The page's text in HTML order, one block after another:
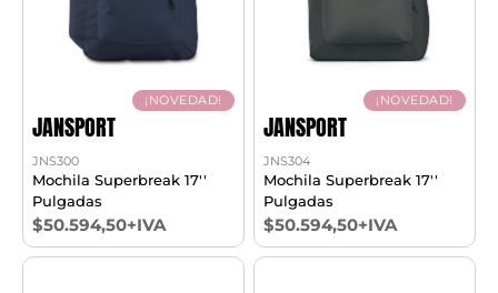
¡NOVEDAD!
JANSPORT
JNS300
Mochila Superbreak 17''
Pulgadas
$50.594,50+IVA
¡NOVEDAD!
JANSPORT
JNS304
Mochila Superbreak 17''
Pulgadas
$50.594,50+IVA